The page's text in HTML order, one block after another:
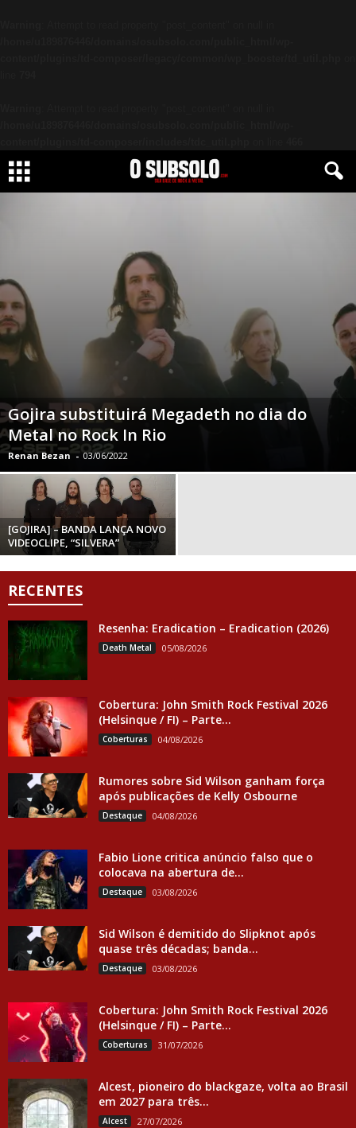
Gojira substituirá Megadeth no dia do
Metal no Rock In Rio
Renan Bezan - 03/06/2022
[GOJIRA] – BANDA LANÇA NOVO
VIDEOCLIPE, “SILVERA”
RECENTES
Resenha: Eradication – Eradication (2026)
Death Metal 05/08/2026
Cobertura: John Smith Rock Festival 2026
(Helsinque / FI) – Parte...
Coberturas 04/08/2026
Rumores sobre Sid Wilson ganham força
após publicações de Kelly Osbourne
Destaque 04/08/2026
Fabio Lione critica anúncio falso que o
colocava na abertura de...
Destaque 03/08/2026
Sid Wilson é demitido do Slipknot após
quase três décadas; banda...
Destaque 03/08/2026
Cobertura: John Smith Rock Festival 2026
(Helsinque / FI) – Parte...
Coberturas 31/07/2026
Alcest, pioneiro do blackgaze, volta ao Brasil
em 2027 para três...
Alcest 27/07/2026